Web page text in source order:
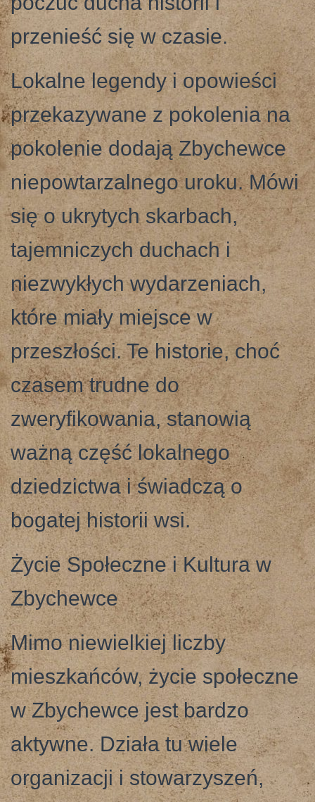
przenieść się w czasie.
Lokalne legendy i opowieści
przekazywane z pokolenia na
pokolenie dodają Zbychewce
niepowtarzalnego uroku. Mówi
się o ukrytych skarbach,
tajemniczych duchach i
niezwykłych wydarzeniach,
które miały miejsce w
przeszłości. Te historie, choć
czasem trudne do
zweryfikowania, stanowią
ważną część lokalnego
dziedzictwa i świadczą o
bogatej historii wsi.
Życie Społeczne i Kultura w
Zbychewce
Mimo niewielkiej liczby
mieszkańców, życie społeczne
w Zbychewce jest bardzo
aktywne. Działa tu wiele
organizacji i stowarzyszeń,